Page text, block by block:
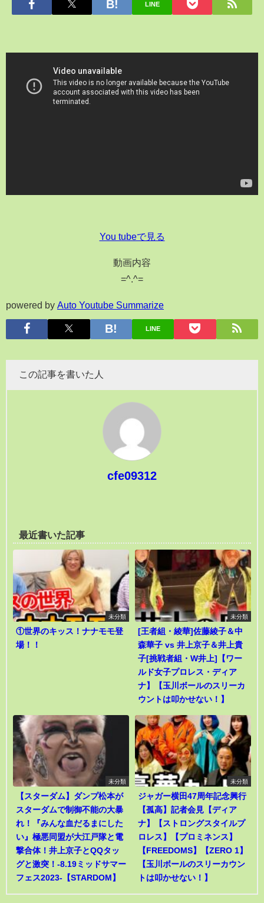
LINE
You tubeで見る
動画内容
=^.^=
powered by Auto Youtube Summarize
LINE
この記事を書いた人
cfe09312
最近書いた記事
未分類
①世界のキッス！ナナモモ登
場！！
未分類
[王者組・綾華]佐藤綾子＆中
森華子 vs 井上京子＆井上貴
子[挑戦者組・W井上]【ワー
ルド女子プロレス・ディア
ナ】【玉川ボールのスリーカ
ウントは叩かせない！】
未分類
【スターダム】ダンプ松本が
スターダムで制御不能の大暴
れ！『みんな血だるまにした
い』極悪同盟が大江戸隊と電
撃合体！井上京子とQQタッ
グと激突！-8.19ミッドサマー
フェス2023-【STARDOM】
未分類
ジャガー横田47周年記念興行
【孤高】記者会見【ディア
ナ】【ストロングスタイルプ
ロレス】【プロミネンス】
【FREEDOMS】【ZERO 1】
【玉川ボールのスリーカウン
トは叩かせない！】